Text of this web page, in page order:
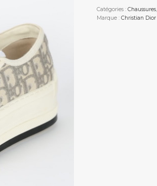
Catégories : Chaussures,
Marque : Christian Dior